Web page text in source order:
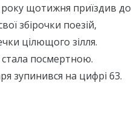
року щотижня приїздив до
збірочки поезій,
цілющого зілля.
посмертною.
зупинився на цифрі 63.